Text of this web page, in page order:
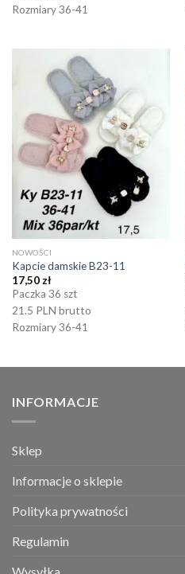
Rozmiary 36-41
NOWOŚCI
Kapcie damskie B23-11
17,50zł
Paczka 36 szt
21.5 PLN brutto
Rozmiary 36-41
INFORMACJE
Sklep
Informacje o sklepie
Polityka prywatności
Regulamin
Wysyłka